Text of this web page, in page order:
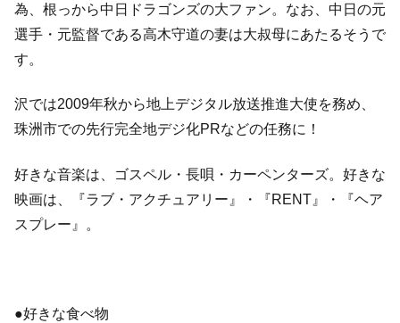
為、根っから中日ドラゴンズの大ファン。なお、中日の元
選手・元監督である高木守道の妻は大叔母にあたるそうで
す。
沢では2009年秋から地上デジタル放送推進大使を務め、
珠洲市での先行完全地デジ化PRなどの任務に！
好きな音楽は、ゴスペル・長唄・カーペンターズ。好きな
映画は、『ラブ・アクチュアリー』・『RENT』・『ヘア
スプレー』。
●好きな食べ物